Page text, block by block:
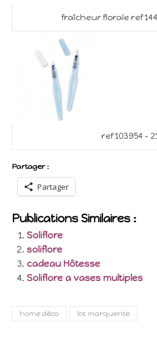
fraîcheur florale ref
ref 103954 –
Partager :
Partager
Publications Similaires :
Soliflore
soliflore
cadeau Hôtesse
Soliflore a vases multiples
home déco lot marquerite